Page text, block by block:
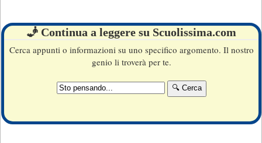
🧞 Continua a leggere su Scuolissima.com
Cerca appunti o informazioni su uno specifico argomento. Il nostro
genio li troverà per te.